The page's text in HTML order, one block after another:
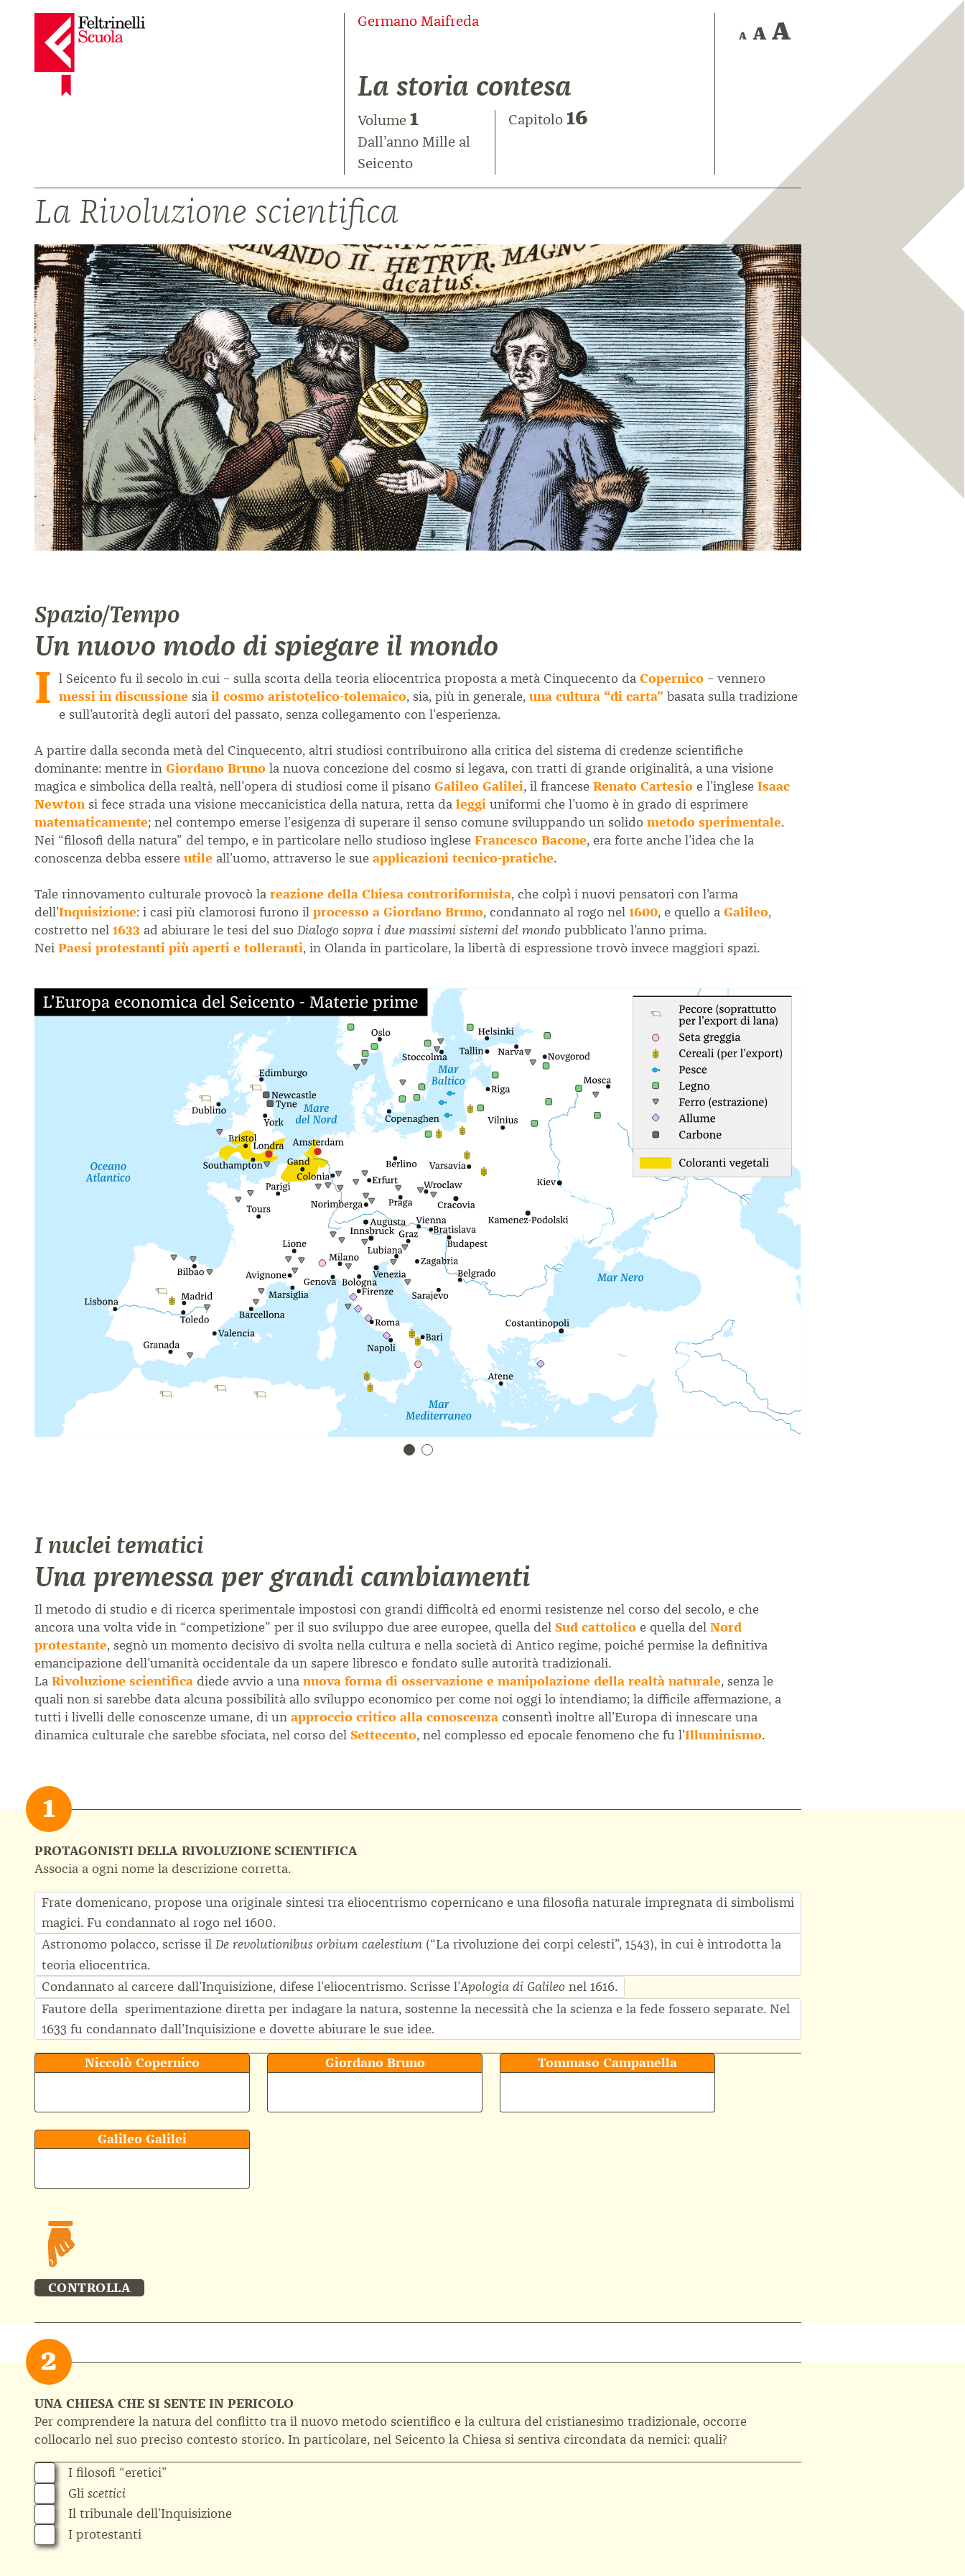
Germano Maifreda
La storia contesa
Volume1
Dall’anno Mille al
Seicento
Capitolo16
La Rivoluzione scientifica
Spazio/Tempo
Un nuovo modo di spiegare il mondo
I l Seicento fu il secolo in cui – sulla scorta della teoria eliocentrica proposta a metà Cinquecento da Copernico– vennero
messi in discussione sia il cosmo aristotelico-tolemaico, sia, più in generale, una cultura “di carta” basata sulla tradizione
e sull’autorità degli autori del passato, senza collegamento con l’esperienza.
A partire dalla seconda metà del Cinquecento, altri studiosi contribuirono alla critica del sistema di credenze scientifiche
dominante: mentre in Giordano Bruno la nuova concezione del cosmo si legava, con tratti di grande originalità, a una visione
magica e simbolica della realtà, nell’opera di studiosi come il pisano Galileo Galilei, il francese Renato Cartesio e l’inglese Isaac
Newtonsi fece strada una visione meccanicistica della natura, retta da leggi uniformi che l’uomo è in grado di esprimere
matematicamente; nel contempo emerse l’esigenza di superare il senso comune sviluppando un solido metodo sperimentale.
Nei “filosofi della natura” del tempo, e in particolare nello studioso inglese Francesco Bacone, era forte anche l’idea che la
conoscenza debba essere utile all’uomo, attraverso le sue applicazioni tecnico-pratiche.
Tale rinnovamento culturale provocò la reazione della Chiesa controriformista, che colpì i nuovi pensatori con l’arma
dell’Inquisizione: i casi più clamorosi furono il processo a Giordano Bruno, condannato al rogo nel 1600, e quello a Galileo,
costretto nel 1633 ad abiurare le tesi del suo Dialogo sopra i due massimi sistemi del mondo pubblicato l’anno prima.
Nei Paesi protestanti più aperti e tolleranti, in Olanda in particolare, la libertà di espressione trovò invece maggiori spazi.
I nuclei tematici
Una premessa per grandi cambiamenti
Il metodo di studio e di ricerca sperimentale impostosi con grandi difficoltà ed enormi resistenze nel corso del secolo, e che
ancora una volta vide in “competizione” per il suo sviluppo due aree europee, quella del Sud cattolico e quella del Nord
protestante, segnò un momento decisivo di svolta nella cultura e nella società di Antico regime, poiché permise la definitiva
emancipazione dell’umanità occidentale da un sapere libresco e fondato sulle autorità tradizionali.
La Rivoluzione scientifica diede avvio a una nuova forma di osservazione e manipolazione della realtà naturale, senza le
quali non si sarebbe data alcuna possibilità allo sviluppo economico per come noi oggi lo intendiamo; la difficile affermazione, a
tutti i livelli delle conoscenze umane, di un approccio critico alla conoscenza consentì inoltre all’Europa di innescare una
dinamica culturale che sarebbe sfociata, nel corso del Settecento, nel complesso ed epocale fenomeno che fu l’Illuminismo.
PROTAGONISTI DELLA RIVOLUZIONE SCIENTIFICA
Associa a ogni nome la descrizione corretta.
Frate domenicano, propose una originale sintesi tra eliocentrismo copernicano e una filosofia naturale impregnata di simbolismi
magici. Fu condannato al rogo nel 1600.
Astronomo polacco, scrisse il De revolutionibus orbium caelestium (“La rivoluzione dei corpi celesti”, 1543), in cui è introdotta la
teoria eliocentrica.
Condannato al carcere dall’Inquisizione, difese l’eliocentrismo. Scrisse l’Apologia di Galileo nel 1616.
Fautore della sperimentazione diretta per indagare la natura, sostenne la necessità che la scienza e la fede fossero separate. Nel
1633 fu condannato dall’Inquisizione e dovette abiurare le sue idee.
Niccolò Copernico Giordano Bruno Tommaso Campanella
Galileo Galilei
CONTROLLA
UNA CHIESA CHE SI SENTE IN PERICOLO
Per comprendere la natura del conflitto tra il nuovo metodo scientifico e la cultura del cristianesimo tradizionale, occorre
collocarlo nel suo preciso contesto storico. In particolare, nel Seicento la Chiesa si sentiva circondata da nemici: quali?
I filosofi “eretici”
Gli scettici
Il tribunale dell’Inquisizione
I protestanti